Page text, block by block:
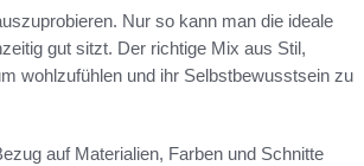
Nur so kann man die ideale
gut sitzt. Der richtige Mix aus Stil,
wohlzufühlen und ihr Selbstbewusstsein zu
auf Materialien, Farben und Schnitte